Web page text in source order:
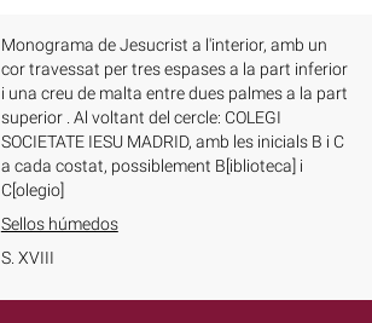
Monograma de Jesucrist a l'interior, amb un
cor travessat per tres espases a la part inferior
i una creu de malta entre dues palmes a la part
superior . Al voltant del cercle: COLEGI
SOCIETATE IESU MADRID, amb les inicials B i C
a cada costat, possiblement B[iblioteca] i
C[olegio]
Sellos húmedos
S. XVIII